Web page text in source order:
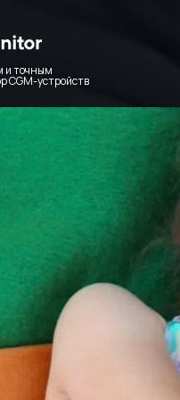
и точным
CGM-устройств